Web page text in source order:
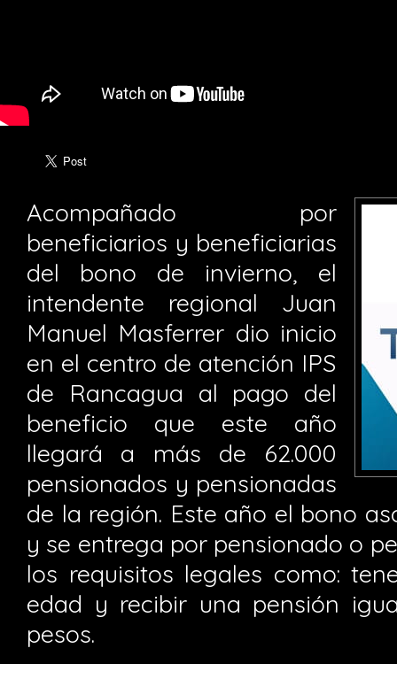
Acompañado por
beneficiarios y beneficiarias
del bono de invierno, el
intendente regional Juan
Manuel Masferrer dio inicio
en el centro de atención IPS
de Rancagua al pago del
beneficio que este año
llegará a más de 62.000
pensionados y pensionadas
de la región. Este año el bono
y se entrega por pensionado o
los requisitos legales como:
edad y recibir una pensión
pesos.